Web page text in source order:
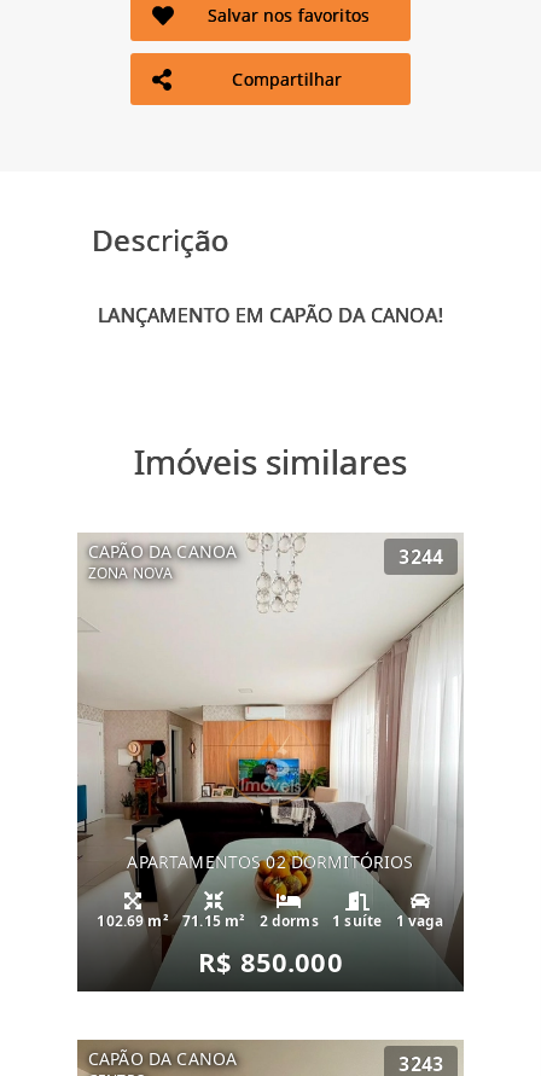
Salvar nos favoritos
Compartilhar
Descrição
LANÇAMENTO EM CAPÃO DA CANOA!
Imóveis similares
CAPÃO DA CANOA
ZONA NOVA
3244
APARTAMENTOS 02 DORMITÓRIOS
102.69 m² 71.15 m² 2 dorms 1 suíte 1 vaga
R$ 850.000
CAPÃO DA CANOA 3243